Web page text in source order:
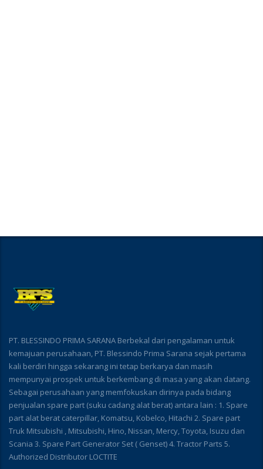
PT. BLESSINDO PRIMA SARANA Berbekal dari pengalaman untuk
kemajuan perusahaan, PT. Blessindo Prima Sarana sejak pertama
kali berdiri hingga sekarang ini tetap berkarya dan masih
mempunyai prospek untuk berkembang di masa yang akan datang.
Sebagai perusahaan yang memfokuskan dirinya pada bidang
penjualan spare part (suku cadang alat berat) antara lain : 1. Spare
part alat berat caterpillar, Komatsu, Kobelco, Hitachi 2. Spare part
Truk Mitsubishi , Mitsubishi, Hino, Nissan, Mercy, Toyota, Isuzu dan
Scania 3. Spare Part Generator Set ( Genset) 4. Tractor Parts 5.
Authorized Distributor LOCTITE